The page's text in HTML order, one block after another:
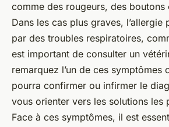
comme des rougeurs, des boutons
Dans les cas plus graves, l’allergie
par des troubles respiratoires,
est important de consulter un
remarquez l’un de ces symptômes
pourra confirmer ou infirmer le
vous orienter vers les solutions les
Face à ces symptômes, il est